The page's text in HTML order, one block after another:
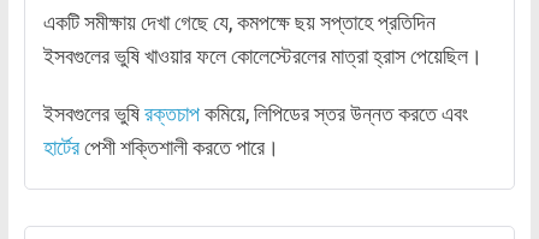
একটি সমীক্ষায় দেখা গেছে যে, কমপক্ষে ছয় সপ্তাহে প্রতিদিন
ইসবগুলের ভুষি খাওয়ার ফলে কোলেস্টেরলের মাত্রা হ্রাস পেয়েছিল।
ইসবগুলের ভুষিরক্তচাপকমিয়ে, লিপিডের স্তর উন্নত করতে এবং
হার্টেরপেশী শক্তিশালী করতে পারে।